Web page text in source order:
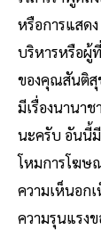
หรือการแสด
บริหารหรือผู้
ของคุณสันติสุ
มีเรื่องนานา
นะครับ อันนี้มี
โหมการโฆษ
ความเห็นอก
ความรุนแรง